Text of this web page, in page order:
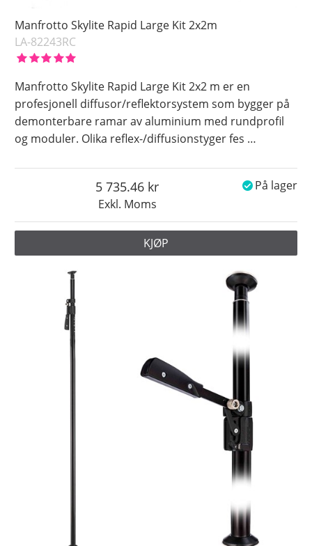
Manfrotto Skylite Rapid Large Kit 2x2m
LA-82243RC
Manfrotto Skylite Rapid Large Kit 2x2 m er en
profesjonell diffusor/reflektorsystem som bygger på
demonterbare ramar av aluminium med rundprofil
og moduler. Olika reflex-/diffusionstyger fes …
Exkl. Moms
5 735.46 På lager
KJØP